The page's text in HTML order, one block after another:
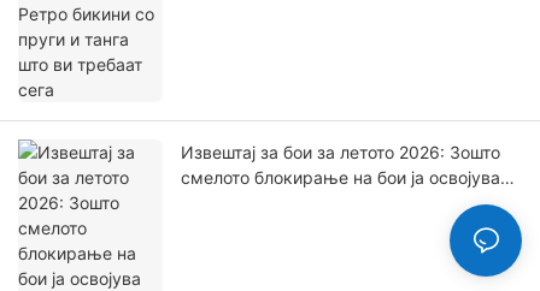
Извештај за бои за летото 2026: Зошто
смелото блокирање на бои ја освојува